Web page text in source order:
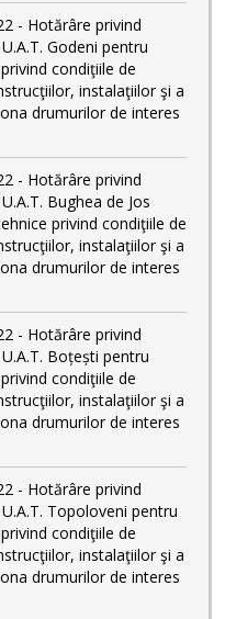
- Hotărâre privind
Godeni pentru
condiţiile de
instalaţiilor şi a
drumurilor de interes
- Hotărâre privind
Bughea de Jos
privind condiţiile de
instalaţiilor şi a
drumurilor de interes
- Hotărâre privind
Boțești pentru
condiţiile de
instalaţiilor şi a
drumurilor de interes
- Hotărâre privind
Topoloveni pentru
condiţiile de
instalaţiilor şi a
drumurilor de interes